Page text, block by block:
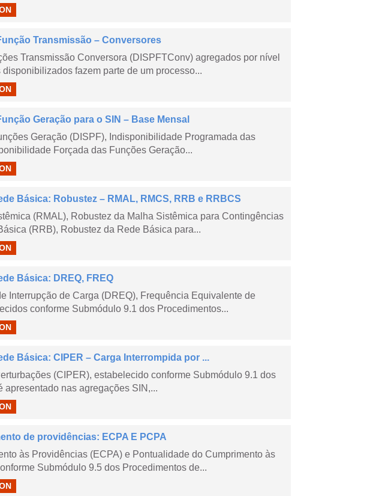
Transmissão – Conversores
Transmissão Conversora (DISPFTConv) agregados por nível
fazem parte de um processo...
Geração para o SIN – Base Mensal
Geração (DISPF), Indisponibilidade Programada das
Forçada das Funções Geração...
Básica: Robustez – RMAL, RMCS, RRB e RRBCS
(RMAL), Robustez da Malha Sistêmica para Contingências
(RRB), Robustez da Rede Básica para...
Básica: DREQ, FREQ
Interrupção de Carga (DREQ), Frequência Equivalente de
conforme Submódulo 9.1 dos Procedimentos...
Básica: CIPER – Carga Interrompida por ...
(CIPER), estabelecido conforme Submódulo 9.1 dos
apresentado nas agregações SIN,...
de providências: ECPA E PCPA
às Providências (ECPA) e Pontualidade do Cumprimento às
Submódulo 9.5 dos Procedimentos de...